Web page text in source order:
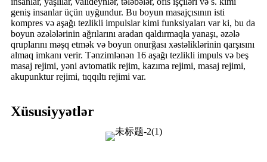
geniş insanlar üçün uyğundur. Bu boyun masajçısının isti
kompres və aşağı tezlikli impulslar kimi funksiyaları var ki, bu da
boyun əzələlərinin ağrılarını aradan qaldırmaqla yanaşı, əzələ
qruplarını məşq etmək və boyun onurğası xəstəliklərinin qarşısını
almaq imkanı verir. Tənzimlənən 16 aşağı tezlikli impuls və beş
masaj rejimi, yəni avtomatik rejim, kazıma rejimi, masaj rejimi,
akupunktur rejimi, tıqqıltı rejimi var.
Xüsusiyyətlər